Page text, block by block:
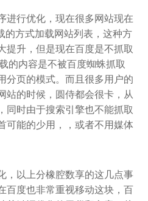
进行优化，现在很多网站现在
的方式加载网站列表，这种方
提升，但是现在百度是不抓取
的内容是不被百度蜘蛛抓取
分页的模式。而且很多用户的
站的时候，圆侍都会很卡，从
同时由于搜索引擎也不能抓取
可能的少用，，或者不用媒体
，以上分橡腔数享的这几点事
百度也非常重视移动这块，百